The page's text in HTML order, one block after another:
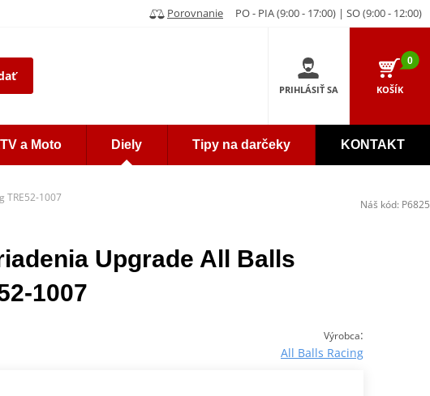
Porovnanie PO - PIA (9:00 - 17:00) | SO (9:00 - 12:00)
PRIHLÁSIŤ SA
0
KOŠÍK
a Moto Diely Tipy na darčeky KONTAKT
TRE52-1007
Upgrade All Balls
1007
Výrobca:
All Balls Racing
Náš kód: P6825